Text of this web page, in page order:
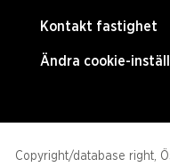
Kontakt fastighet
Ändra cookie-
Copyright/database right,